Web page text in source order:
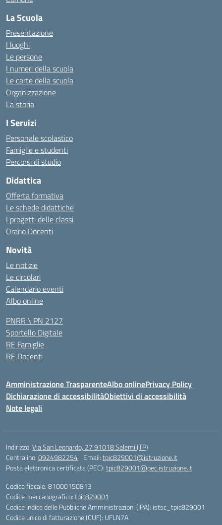
La Scuola
Presentazione
I luoghi
Le persone
I numeri della scuola
Le carte della scuola
Organizzazione
La storia
I Servizi
Personale scolastico
Famiglie e studenti
Percorsi di studio
Didattica
Offerta formativa
Le schede didattiche
I progetti delle classi
Orario Docenti
Novità
Le notizie
Le circolari
Calendario eventi
Albo online
PNRR \ PN 2127
Sportello Digitale
RE Famiglie
RE Docenti
Amministrazione TrasparenteAlbo onlinePrivacy Policy
Dichiarazione di accessibilitàObiettivi di accessibilità
Note legali
Indirizzo:Via San Leonardo, 27 91018 Salemi (TP)
Centralino:0924982254 Email:tpic829001@istruzione.it
Posta elettronica certificata (PEC):tpic829001@pec.istruzione.it
Codice fiscale: 81000150813
Codice meccanografico:tpic829001
Codice Indice delle Pubbliche Amministrazioni (IPA): istsc_tpic829001
Codice unico di fatturazione (CUF): UFLN7A